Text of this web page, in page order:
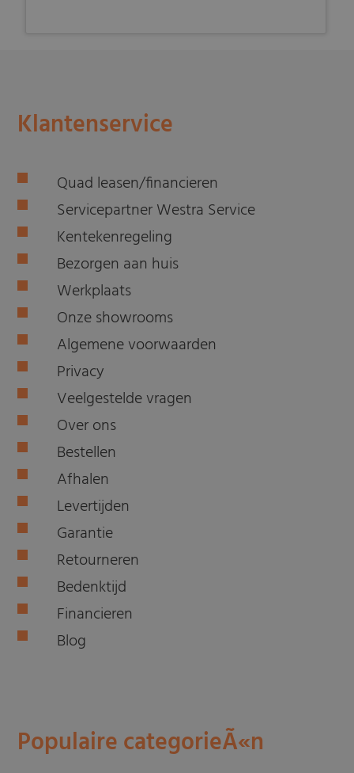
Klantenservice
Quad leasen/financieren
Servicepartner Westra Service
Kentekenregeling
Bezorgen aan huis
Werkplaats
Onze showrooms
Algemene voorwaarden
Privacy
Veelgestelde vragen
Over ons
Bestellen
Afhalen
Levertijden
Garantie
Retourneren
Bedenktijd
Financieren
Blog
Populaire categorieÃ«n